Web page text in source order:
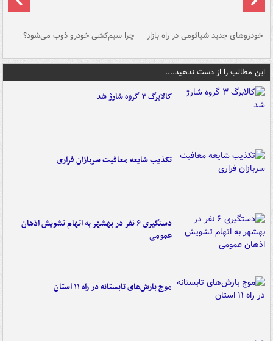
خودروهای جدید شیائومی در راه بازار چرا سیم‌کشی خودرو ذوب می‌شود؟
این مطالب را از دست ندهید....
کالابرگ ۳ گروه شارژ شد
تکذیب شایعه معافیت سربازان فراری
دستگیری ۶ نفر در بهشهر به اتهام تشویش اذهان
عمومی
موج بارش‌های تابستانه در راه ۱۱ استان